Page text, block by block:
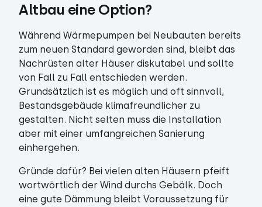
Altbau eine Option?
Während Wärmepumpen bei Neubauten bereits
zum neuen Standard geworden sind, bleibt das
Nachrüsten alter Häuser diskutabel und sollte
von Fall zu Fall entschieden werden.
Grundsätzlich ist es möglich und oft sinnvoll,
Bestandsgebäude klimafreundlicher zu
gestalten. Nicht selten muss die Installation
aber mit einer umfangreichen Sanierung
einhergehen.
Gründe dafür? Bei vielen alten Häusern pfeift
wortwörtlich der Wind durchs Gebälk. Doch
eine gute Dämmung bleibt Voraussetzung für